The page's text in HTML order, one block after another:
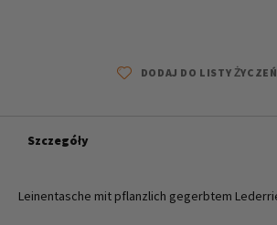
DODAJ DO LISTY ŻYCZEŃ
Szczegóły
Leinentasche mit pflanzlich gegerbtem